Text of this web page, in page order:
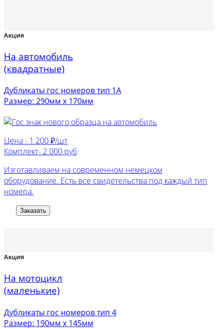
Акция
На автомобиль
(квадратные)
Дубликаты гос номеров тип 1А
Размер: 290мм х 170мм
Цена - 1 200 ₽/шт
Комплект- 2 000 руб
Изготавливаем на современном немецком
оборудование. Есть все свидетельства под каждый тип
номера.
Заказать
Акция
На мотоцикл
(маленькие)
Дубликаты гос номеров тип 4
Размер: 190мм х 145мм